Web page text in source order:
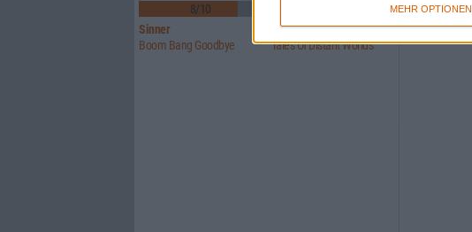
MEHR OPTIONEN
8/10
Sinner
Boom Bang Goodbye
Crusade Of Bards
Tales Of Distant Worlds